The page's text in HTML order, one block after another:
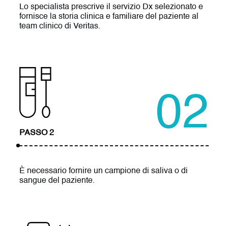
Lo specialista prescrive il servizio Dx selezionato e
fornisce la storia clinica e familiare del paziente al
team clinico di Veritas.
PASSO 2 02
È necessario fornire un campione di saliva o di
sangue del paziente.